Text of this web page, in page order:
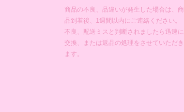
商品の不良、品違いが発生した場合は、商
品到着後、1週間以内にご連絡ください。
不良、配送ミスと判断されましたら迅速に
交換、または返品の処理をさせていただき
ます。